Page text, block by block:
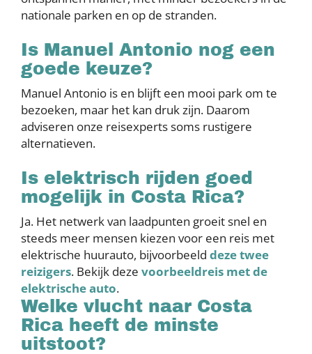
nationale parken en op de stranden.
Is Manuel Antonio nog een
goede keuze?
Manuel Antonio is en blijft een mooi park om te
bezoeken, maar het kan druk zijn. Daarom
adviseren onze reisexperts soms rustigere
alternatieven.
Is elektrisch rijden goed
mogelijk in Costa Rica?
Ja. Het netwerk van laadpunten groeit snel en
steeds meer mensen kiezen voor een reis met
elektrische huurauto, bijvoorbeeld deze twee
reizigers. Bekijk deze voorbeeldreis met de
elektrische auto.
Welke vlucht naar Costa
Rica heeft de minste
uitstoot?